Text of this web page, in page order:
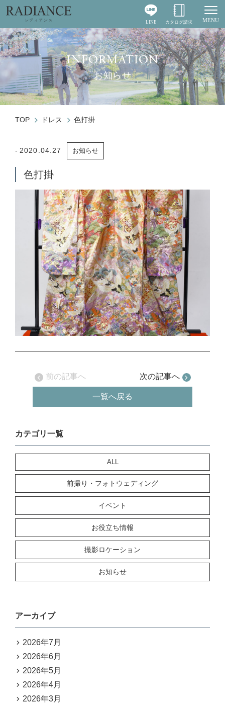
MENU
LINE カタログ請求
INFORMATION
お知らせ
TOP ドレス 色打掛
2020.04.27 お知らせ
色打掛
前の記事へ 次の記事へ
一覧へ戻る
カテゴリ一覧
ALL
前撮り・フォトウェディング
イベント
お役立ち情報
撮影ロケーション
お知らせ
アーカイブ
2026年7月
2026年6月
2026年5月
2026年4月
2026年3月